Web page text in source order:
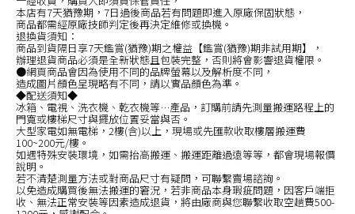
本店有7天猶豫期，7日過後商品若有問題即進入原廠保固狀態，
商品都需經原廠技師判定後再決定維修或換機。
退換貨須知：
商品到貨隔日享7天鑑賞(猶豫)期之權益【鑑賞(猶豫)期非試用期】，
辦理退貨商品必須是全新狀態且包裝完整，否則將會影響退貨權限。
●網頁商品會因為使用不同的品牌螢幕以及解析度不同，
造成圖片顏色呈現略有不同，請以實品顏色為準。
◆配送須知◆
冰箱、電視、洗衣機、乾衣機等…產品，訂購前請先測量搬運路程上的
門寬或樓梯尺寸與擺放位置妥當與否。
大型家電如無電梯，2樓(含)以上，現場或先匯款收取樓層搬運費
100~200元/樓。
如遇特殊安裝環境，如需抬高搬運、搬運距離過遠等等，都會現場報價
說明。
若不清楚測量方法或對商品尺寸有疑問，可聯繫賣場諮詢。
以免造成購買後無法搬運的窘況，若非商品本身瑕疵問題，因客戶端拒
收、無法正常安裝等因素造成退貨，將由廠商與您聯繫收取空趟費500-